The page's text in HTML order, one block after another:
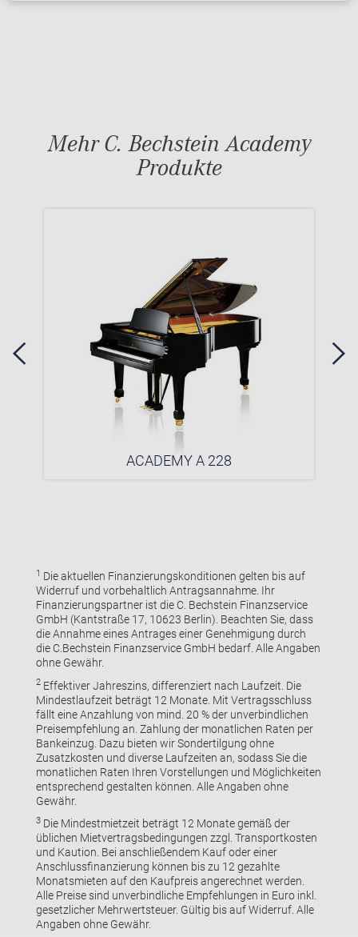
Mehr C. Bechstein Academy
Produkte
ACADEMY A 228
1 Die aktuellen Finanzierungskonditionen gelten bis auf
Widerruf und vorbehaltlich Antragsannahme. Ihr
Finanzierungspartner ist die C. Bechstein Finanzservice
GmbH (Kantstraße 17, 10623 Berlin). Beachten Sie, dass
die Annahme eines Antrages einer Genehmigung durch
die C.Bechstein Finanzservice GmbH bedarf. Alle Angaben
ohne Gewähr.
2Effektiver Jahreszins, differenziert nach Laufzeit. Die
Mindestlaufzeit beträgt 12 Monate. Mit Vertragsschluss
fällt eine Anzahlung von mind. 20 % der unverbindlichen
Preisempfehlung an. Zahlung der monatlichen Raten per
Bankeinzug. Dazu bieten wir Sondertilgung ohne
Zusatzkosten und diverse Laufzeiten an, sodass Sie die
monatlichen Raten Ihren Vorstellungen und Möglichkeiten
entsprechend gestalten können. Alle Angaben ohne
Gewähr.
3Die Mindestmietzeit beträgt 12 Monate gemäß der
üblichen Mietvertragsbedingungen zzgl. Transportkosten
und Kaution. Bei anschließendem Kauf oder einer
Anschlussfinanzierung können bis zu 12 gezahlte
Monatsmieten auf den Kaufpreis angerechnet werden.
Alle Preise sind unverbindliche Empfehlungen in Euro inkl.
gesetzlicher Mehrwertsteuer. Gültig bis auf Widerruf. Alle
Angaben ohne Gewähr.